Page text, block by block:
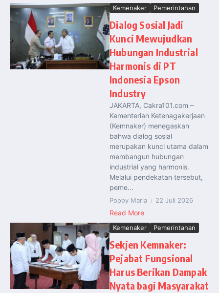
Kemenaker Pemerintahan
Dialog Sosial Jadi
Kunci Mewujudkan
Hubungan Industrial
Harmonis di PT
Indonesia Epson
Industry
JAKARTA, Cakra101.com –
Kementerian Ketenagakerjaan
(Kemnaker) menegaskan
bahwa dialog sosial
merupakan kunci utama dalam
membangun hubungan
industrial yang harmonis.
Melalui pendekatan tersebut,
peme...
Poppy Maria 22 Juli 2026
Read More
Kemenaker Pemerintahan
Sekjen Kemnaker:
Pejabat Fungsional
Harus Berikan Dampak
Nyata bagi Masyarakat